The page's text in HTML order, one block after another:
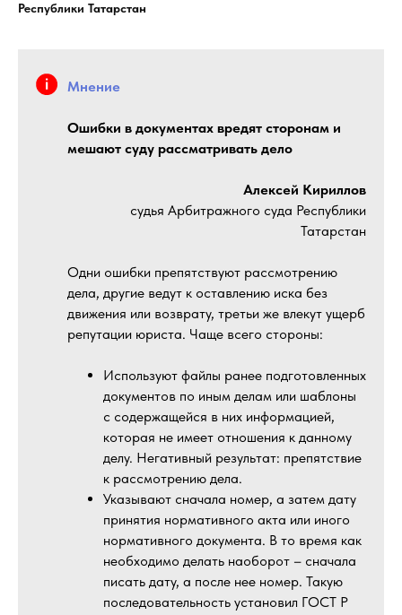
Республики Татарстан
Мнение
Ошибки в документах вредят сторонам и
мешают суду рассматривать дело
Алексей Кириллов
судья Арбитражного суда Республики
Татарстан
Одни ошибки препятствуют рассмотрению
дела, другие ведут к оставлению иска без
движения или возврату, третьи же влекут ущерб
репутации юриста. Чаще всего стороны:
Используют файлы ранее подготовленных
документов по иным делам или шаблоны
с содержащейся в них информацией,
которая не имеет отношения к данному
делу. Негативный результат: препятствие
к рассмотрению дела.
Указывают сначала номер, а затем дату
принятия нормативного акта или иного
нормативного документа. В то время как
необходимо делать наоборот – сначала
писать дату, а после нее номер. Такую
последовательность установил ГОСТ Р